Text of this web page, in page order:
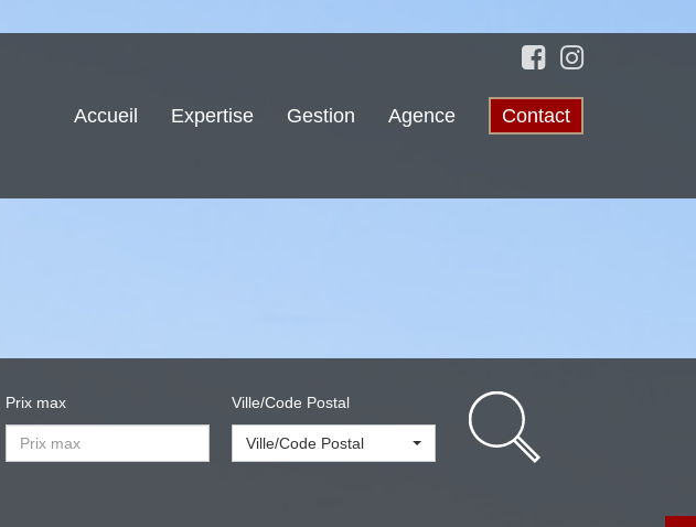
Accueil Expertise Gestion Agence Contact
Prix max Ville/Code Postal
Ville/Code Postal